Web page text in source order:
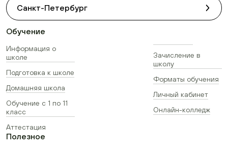
Санкт-Петербург
Обучение
Информация о
школе
Подготовка к школе
Домашняя школа
Обучение с 1 по 11
класс
Аттестация
Зачисление в
школу
Форматы обучения
Личный кабинет
Онлайн-колледж
Полезное